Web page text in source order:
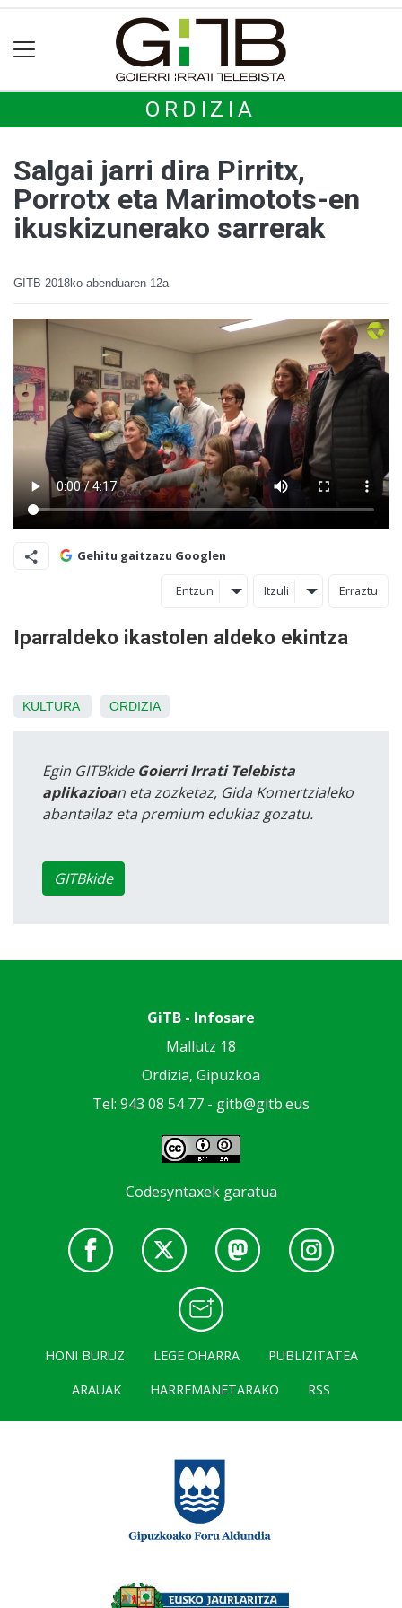
ORDIZIA
Salgai jarri dira Pirritx,
Porrotx eta Marimotots-en
ikuskizunerako sarrerak
GITB 2018ko abenduaren 12a
Gehitu gaitzazu Googlen
Entzun Itzuli Erraztu
Iparraldeko ikastolen aldeko ekintza
KULTURA ORDIZIA
Egin GITBkide Goierri Irrati Telebista
aplikazioan eta zozketaz, Gida Komertzialeko
abantailaz eta premium edukiaz gozatu.
GITBkide
GiTB - Infosare
Mallutz 18
Ordizia, Gipuzkoa
Tel: 943 08 54 77 - gitb@gitb.eus
Codesyntaxek garatua
HONI BURUZ LEGE OHARRA
PUBLIZITATEA
ARAUAK
HARREMANETARAKO RSS